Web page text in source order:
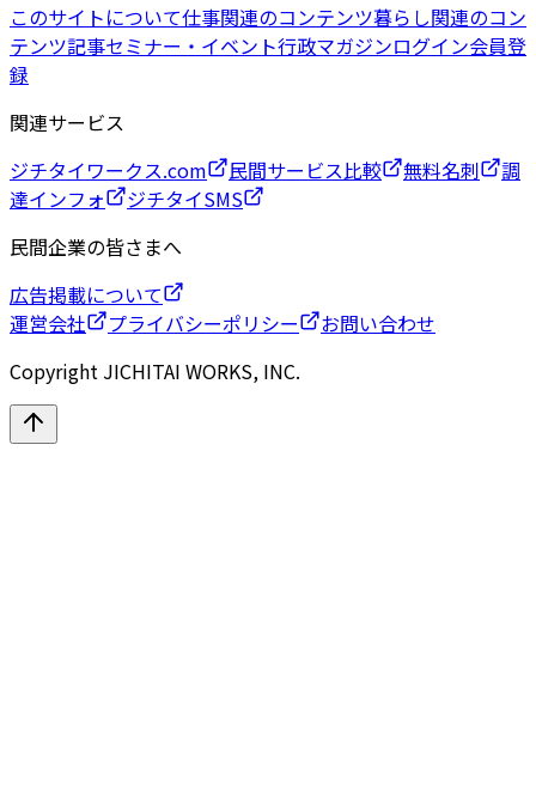
このサイトについて仕事関連のコンテンツ暮らし関連のコン
テンツ記事セミナー・イベント行政マガジンログイン会員登
録
関連サービス
ジチタイワークス.com
民間サービス比較 無料名刺
調
達インフォ
ジチタイSMS
民間企業の皆さまへ
広告掲載について
運営会社
プライバシーポリシー
お問い合わせ
Copyright JICHITAI WORKS, INC.